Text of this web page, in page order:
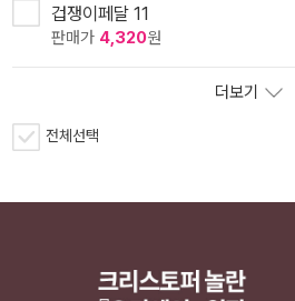
겁쟁이페달 11
판매가 4,320원
더보기
전체선택